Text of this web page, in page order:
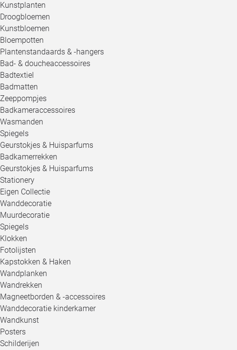
Kunstplanten
Droogbloemen
Kunstbloemen
Bloempotten
Plantenstandaards & -hangers
Bad- & doucheaccessoires
Badtextiel
Badmatten
Zeeppompjes
Badkameraccessoires
Wasmanden
Spiegels
Geurstokjes & Huisparfums
Badkamerrekken
Geurstokjes & Huisparfums
Stationery
Eigen Collectie
Wanddecoratie
Muurdecoratie
Spiegels
Klokken
Fotolijsten
Kapstokken & Haken
Wandplanken
Wandrekken
Magneetborden & -accessoires
Wanddecoratie kinderkamer
Wandkunst
Posters
Schilderijen